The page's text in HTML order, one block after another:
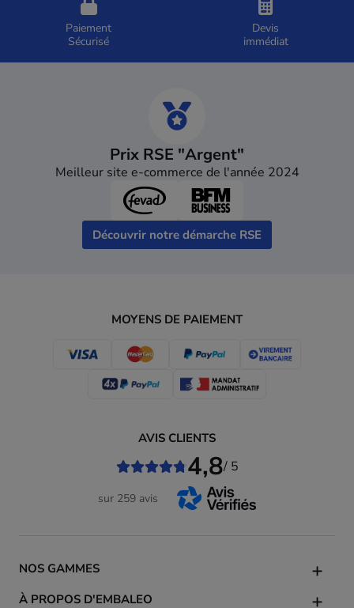
Paiement
Sécurisé
Devis
immédiat
Prix RSE "Argent"
Meilleur site e-commerce de l'année 2024
Découvrir notre démarche RSE
MOYENS DE PAIEMENT
NOS GAMMES
À PROPOS D'EMBALEO
AVIS CLIENTS
4,8/ 5
sur 259 avis